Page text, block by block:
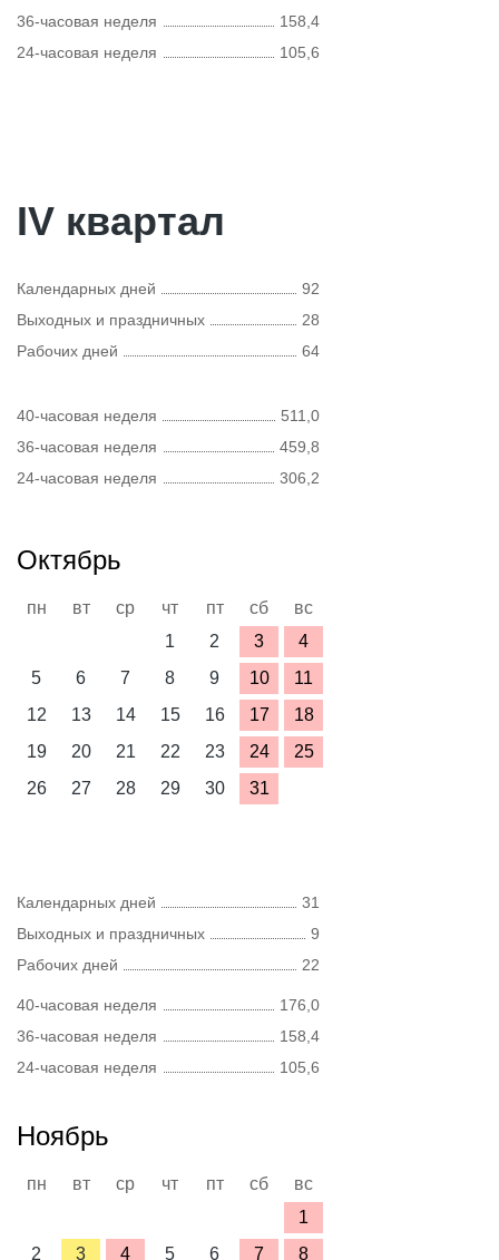
36-часовая неделя
158,4
24-часовая неделя
105,6
IV квартал
Календарных дней
92
Выходных и праздничных
28
Рабочих дней
64
40-часовая неделя
511,0
36-часовая неделя
459,8
24-часовая неделя
306,2
Октябрь
пн вт ср чт пт сб
вс
1
2 3
4
5
6 7 8 9 10
11
12
13 14 15 16 17
18
19
20 21 22 23 24
25
26
27 28 29 30 31
Календарных дней
31
Выходных и праздничных
9
Рабочих дней
22
40-часовая неделя
176,0
36-часовая неделя
158,4
24-часовая неделя
105,6
Ноябрь
пн вт ср чт пт сб
вс
1
2
3 4 5 6 7 8